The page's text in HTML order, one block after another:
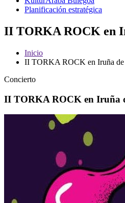
Planificación estratégica
II TORKA ROCK en
Inicio
II TORKA ROCK en Iruña de
Concierto
II TORKA ROCK en Iruña